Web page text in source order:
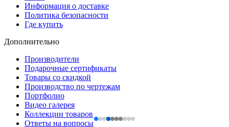
Информация о доставке
Политика безопасности
Где купить
Дополнительно
Производители
Подарочные сертификаты
Товары со скидкой
Производство по чертежам
Портфолио
Видео галерея
Коллекции товаров
Ответы на вопросы